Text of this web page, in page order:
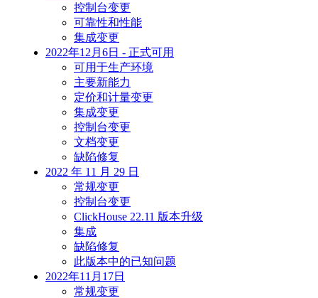
控制台变更
可靠性和性能
集成变更
2022年12月6日 - 正式可用
可用于生产环境
主要新能力
定价和计量变更
集成变更
控制台变更
文档变更
缺陷修复
2022 年 11 月 29 日
常规变更
控制台变更
ClickHouse 22.11 版本升级
集成
缺陷修复
此版本中的已知问题
2022年11月17日
常规变更